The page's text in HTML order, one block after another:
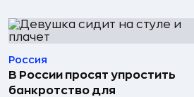
Россия
В России просят упростить
банкротство для